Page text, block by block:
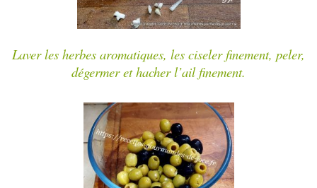
Laver les herbes aromatiques, les ciseler finement, peler,
dégermer et hacher l’ail finement.